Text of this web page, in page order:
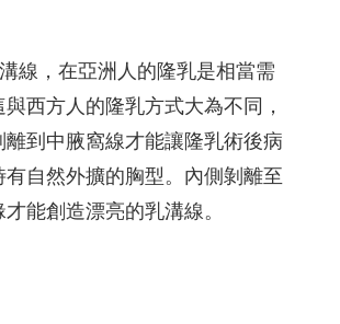
線，在亞洲人的隆乳是相當需
西方人的隆乳方式大為不同，
離到中腋窩線才能讓隆乳術後病
有自然外擴的胸型。內側剝離至
能創造漂亮的乳溝線。